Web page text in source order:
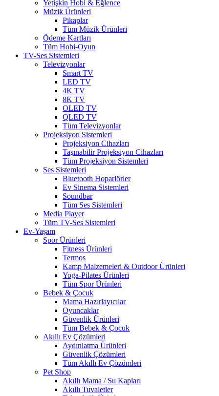
Yetişkin Hobi & Eğlence
Müzik Ürünleri
Pikaplar
Tüm Müzik Ürünleri
Ödeme Kartları
Tüm Hobi-Oyun
TV-Ses Sistemleri
Televizyonlar
Smart TV
LED TV
4K TV
8K TV
OLED TV
QLED TV
Tüm Televizyonlar
Projeksiyon Sistemleri
Projeksiyon Cihazları
Taşınabilir Projeksiyon Cihazları
Tüm Projeksiyon Sistemleri
Ses Sistemleri
Bluetooth Hoparlörler
Ev Sinema Sistemleri
Soundbar
Tüm Ses Sistemleri
Media Player
Tüm TV-Ses Sistemleri
Ev-Yaşam
Spor Ürünleri
Fitness Ürünleri
Termos
Kamp Malzemeleri & Outdoor Ürünleri
Yoga-Pilates Ürünleri
Tüm Spor Ürünleri
Bebek & Çocuk
Mama Hazırlayıcılar
Oyuncaklar
Güvenlik Ürünleri
Tüm Bebek & Çocuk
Akıllı Ev Çözümleri
Aydınlatma Ürünleri
Güvenlik Çözümleri
Tüm Akıllı Ev Çözümleri
Pet Shop
Akıllı Mama / Su Kapları
Akıllı Tuvaletler